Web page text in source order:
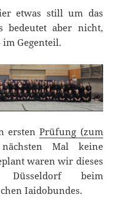
etwas still um das
bedeutet aber nicht,
Gegenteil.
erstenPrüfung (zum
Mal keine
waren wir dieses
beim
Iaidobundes.